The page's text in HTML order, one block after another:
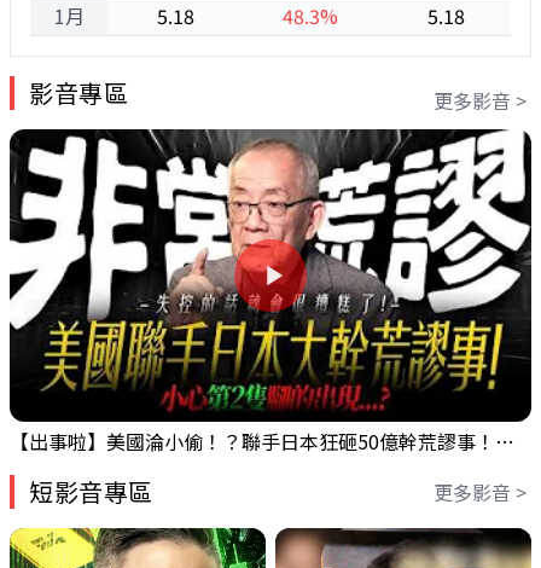
1月
5.18
48.3% 5.18
影音專區 更多影音 >
【出事啦】美國淪小偷！？聯手日本狂砸50億幹荒謬事！美元急殺黃金噴發，外資準備血洗台股！？｜ Mr.永年 李｜ 盤後講股 Mr.永年 李 2026 / 08 / 06
短影音專區 更多影音 >